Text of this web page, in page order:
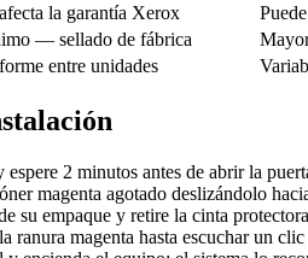
la garantía Xerox
— sellado de fábrica
entre unidades
2 minutos antes de abrir la
magenta agotado deslizándolo
su empaque y retire la cinta
ranura magenta hasta escuchar un clic